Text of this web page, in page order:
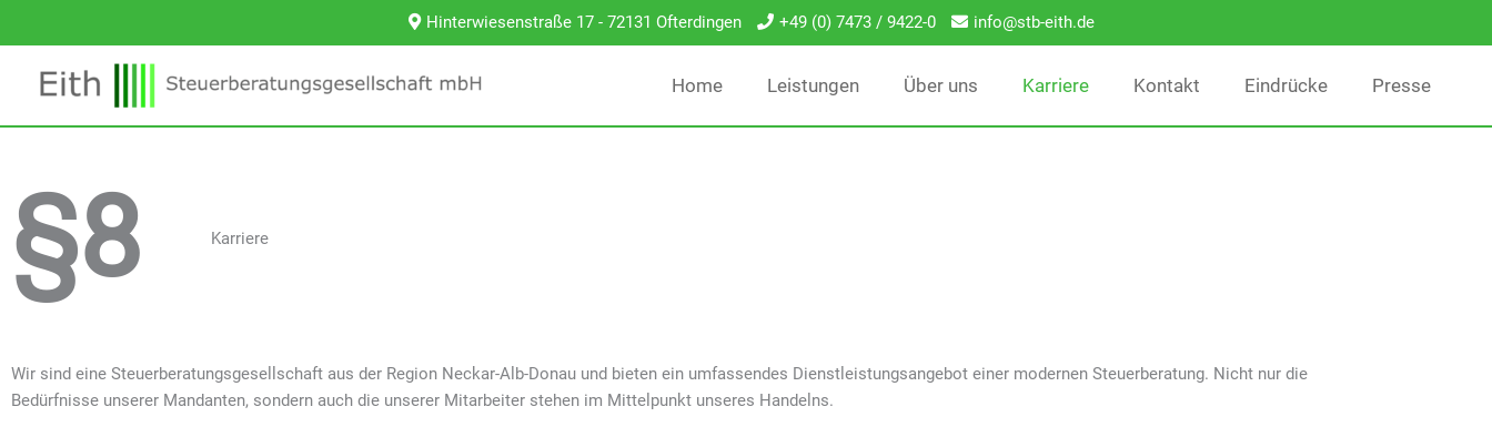
Hinterwiesenstraße 17 - 72131 Ofterdingen +49 (0) 7473 / 9422-0 info@stb-eith.de
Home Leistungen Über uns Karriere Kontakt Eindrücke Presse
§8 Karriere
Wir sind eine Steuerberatungsgesellschaft aus der Region Neckar-Alb-Donau und bieten ein umfassendes Dienstleistungsangebot einer modernen Steuerberatung. Nicht nur die
Bedürfnisse unserer Mandanten, sondern auch die unserer Mitarbeiter stehen im Mittelpunkt unseres Handelns.